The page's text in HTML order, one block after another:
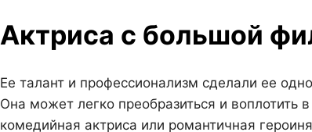
Актриса с большой
Ее талант и профессионализм сделали ее
Она может легко преобразиться и воплотить
комедийная актриса или романтичная